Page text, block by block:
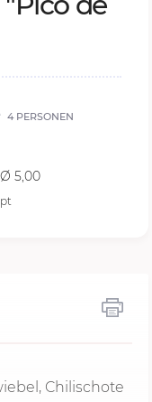
4 PERSONEN
Ø 5,00
Chilischote